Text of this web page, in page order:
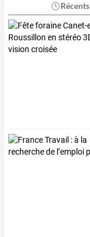
Récents